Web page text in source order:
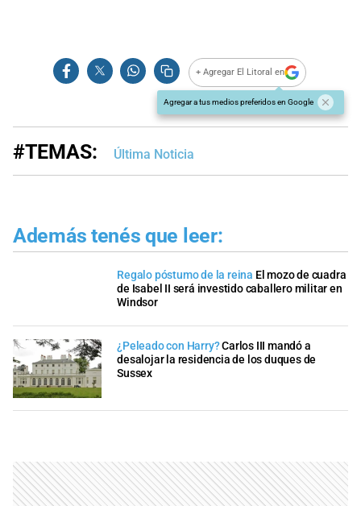
+ Agregar El Litoral en
Agregar a tus medios preferidos en Google
#TEMAS: Última Noticia
Además tenés que leer:
Regalo póstumo de la reina El mozo de cuadra
de Isabel II será investido caballero militar en
Windsor
¿Peleado con Harry?Carlos III mandó a
desalojar la residencia de los duques de
Sussex